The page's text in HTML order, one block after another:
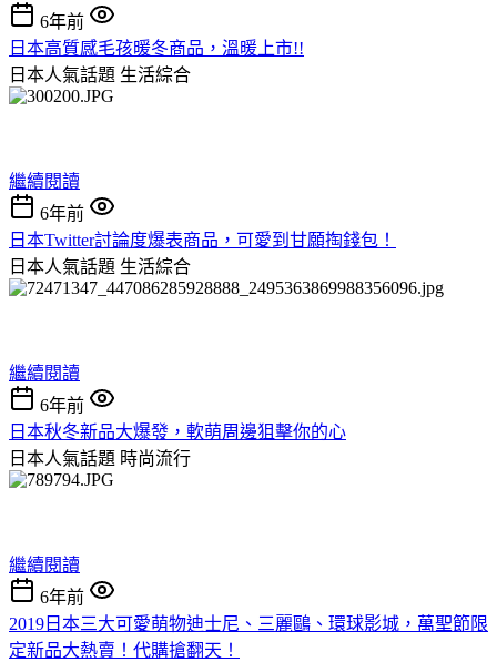
6年前
日本高質感毛孩暖冬商品，溫暖上市!!
日本人氣話題 生活綜合
繼續閱讀
6年前
日本Twitter討論度爆表商品，可愛到甘願掏錢包！
日本人氣話題 生活綜合
繼續閱讀
6年前
日本秋冬新品大爆發，軟萌周邊狙擊你的心
日本人氣話題 時尚流行
繼續閱讀
6年前
2019日本三大可愛萌物迪士尼、三麗鷗、環球影城，萬聖節限
定新品大熱賣！代購搶翻天！